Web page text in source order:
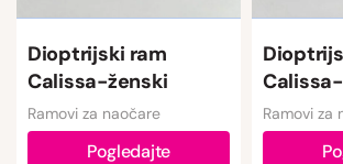
Dioptrijski ram
Calissa-ženski
Ramovi za naočare
Pogledajte
Ramovi za